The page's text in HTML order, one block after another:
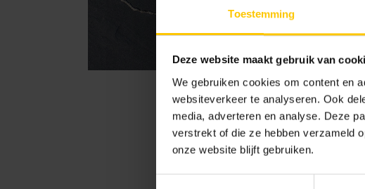
Toestemming
Deze website maakt gebruik van
We gebruiken cookies om content en
websiteverkeer te analyseren. Ook
media, adverteren en analyse. Deze
verstrekt of die ze hebben verzameld
onze website blijft gebruiken.